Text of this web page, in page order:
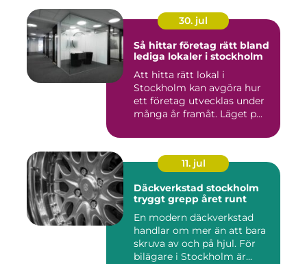
30. jul
Så hittar företag rätt bland
lediga lokaler i stockholm
Att hitta rätt lokal i
Stockholm kan avgöra hur
ett företag utvecklas under
många år framåt. Läget p...
11. jul
Däckverkstad stockholm
tryggt grepp året runt
En modern däckverkstad
handlar om mer än att bara
skruva av och på hjul. För
bilägare i Stockholm är...